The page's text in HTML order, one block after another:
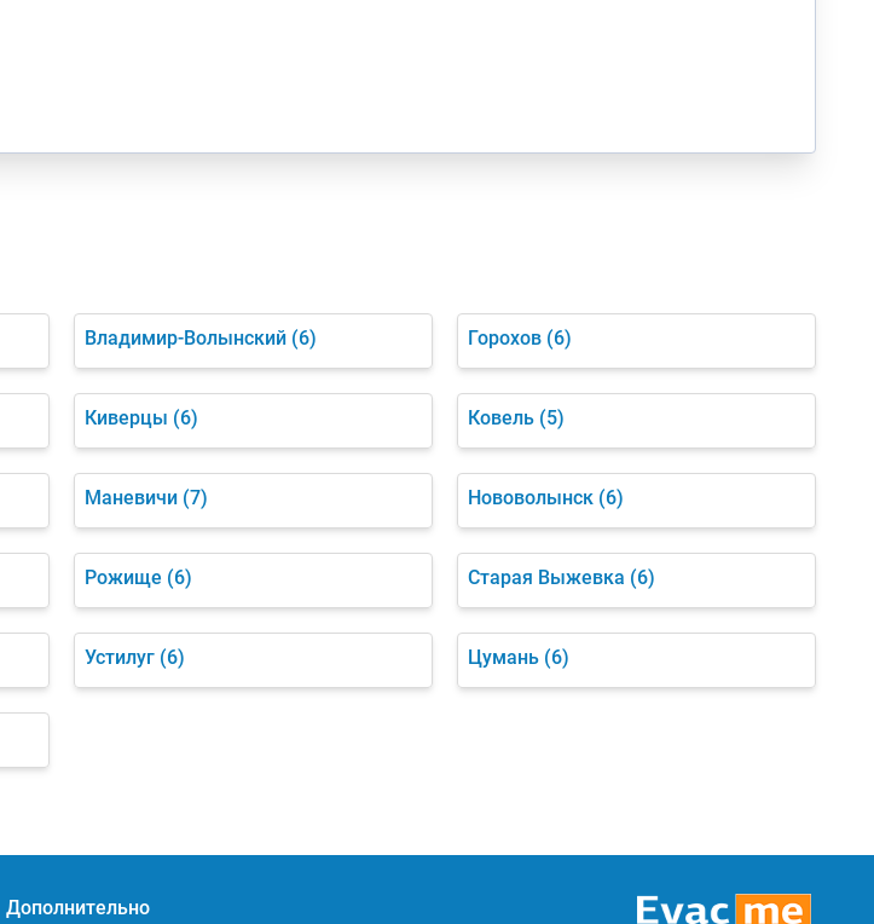
Владимир-Волынский (6) Горохов (6)
Киверцы (6) Ковель (5)
Маневичи (7) Нововолынск (6)
Рожище (6) Старая Выжевка (6)
Устилуг (6) Цумань (6)
Дополнительно